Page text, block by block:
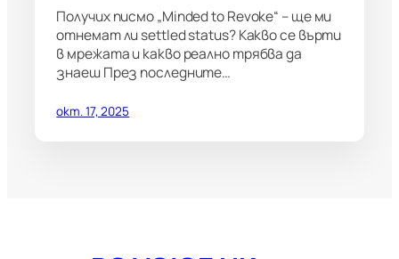
Получих писмо „Minded to Revoke“ – ще ми
отнемат ли settled status? Какво се върти
в мрежата и какво реално трябва да
знаеш През последните…
окт. 17, 2025